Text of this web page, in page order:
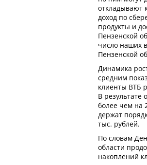
откладывают
доход по
продукты и
Пензенской
число наших
Пензенской
Динамика
средним
клиенты ВТБ
В результате
более чем на
держат
тыс. рублей.
По словам
области
накоплений